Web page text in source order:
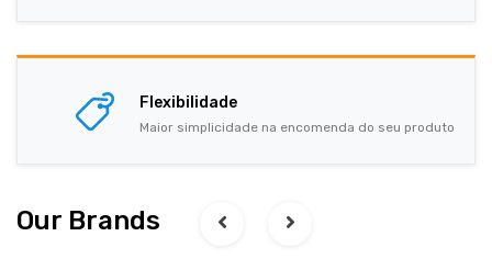
Flexibilidade
Maior simplicidade na encomenda do seu produto
Our Brands